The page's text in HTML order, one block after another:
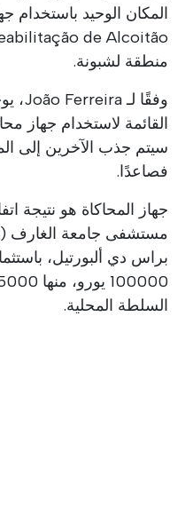
منطقة لشبونة.
القائمة لاستخدام جهاز
سيتم جذب الآخرين إلى
فصاعدًا.
جهاز المحاكاة هو نتيجة
براس دي ألبورتيل،
السلطة المحلية.